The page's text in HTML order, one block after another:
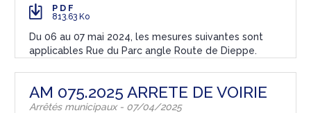
PDF
813.63 Ko
Du 06 au 07 mai 2024, les mesures suivantes sont
applicables Rue du Parc angle Route de Dieppe.
AM 075.2025 ARRETE DE VOIRIE
Arrêtés municipaux - 07/04/2025